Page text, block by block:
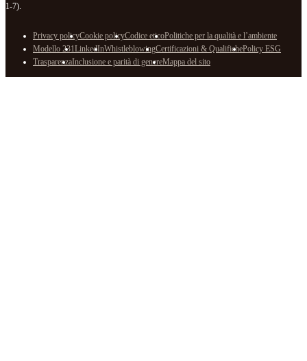
1-7).
Privacy policyCookie policyCodice eticoPolitiche per la qualità e l’ambiente
Modello 231LinkedInWhistleblowingCertificazioni & QualifichePolicy ESG
TrasparenzaInclusione e parità di genereMappa del sito